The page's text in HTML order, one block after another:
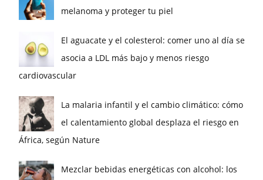
melanoma y proteger tu piel
El aguacate y el colesterol: comer uno al día se
asocia a LDL más bajo y menos riesgo
cardiovascular
La malaria infantil y el cambio climático: cómo
el calentamiento global desplaza el riesgo en
África, según Nature
Mezclar bebidas energéticas con alcohol: los